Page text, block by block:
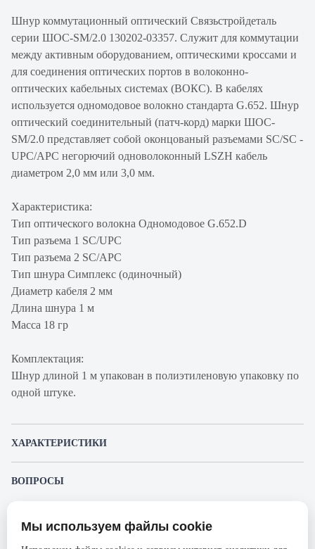
Шнур коммутационный оптический Связьстройдеталь
серии ШОС-SM/2.0 130202-03357. Служит для коммутации
между активным оборудованием, оптическими кроссами и
для соединения оптических портов в волоконно-
оптических кабельных системах (ВОКС). В кабелях
используется одномодовое волокно стандарта G.652. Шнур
оптический соединительный (патч-корд) марки ШОС-
SM/2.0 представляет собой оконцованый разъемами SC/SC -
UPC/APC негорючий одноволоконный LSZH кабель
диаметром 2,0 мм или 3,0 мм.
Характеристика:
Тип оптического волокна Одномодовое G.652.D
Тип разъема 1 SC/UPC
Тип разъема 2 SC/APC
Тип шнура Симплекс (одиночный)
Диаметр кабеля 2 мм
Длина шнура 1 м
Масса 18 гр
Комплектация:
Шнур длиной 1 м упакован в полиэтиленовую упаковку по
одной штуке.
ХАРАКТЕРИСТИКИ
ВОПРОСЫ
Представленные изображения и характеристики могут отличаться от реального
Мы используем файлы cookie